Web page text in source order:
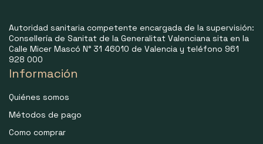
Autoridad sanitaria competente encargada de la supervisión:
Consellería de Sanitat de la Generalitat Valenciana sita en la
Calle Micer Mascó N° 31 46010 de Valencia y teléfono 961
928 000
Información
Quiénes somos
Métodos de pago
Como comprar